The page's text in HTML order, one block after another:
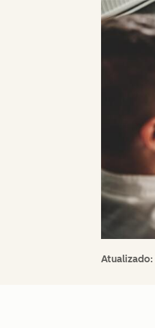
Atualizado: